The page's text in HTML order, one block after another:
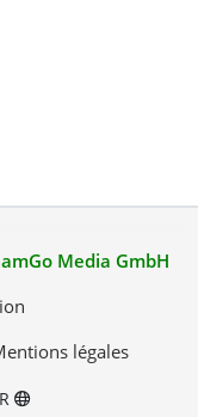
Media GmbH
légales